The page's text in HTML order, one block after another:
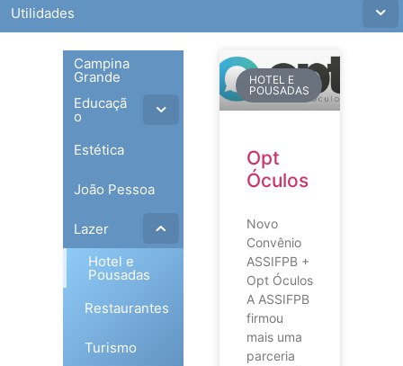
Utilidades
Campina
Grande
Educaçã
o
Estética
João Pessoa
Lazer
Hotel e
Pousadas
Restaurantes
Turismo
HOTEL E
POUSADAS
Opt
Óculos
Novo
Convênio
ASSIFPB +
Opt Óculos
A ASSIFPB
firmou
mais uma
parceria